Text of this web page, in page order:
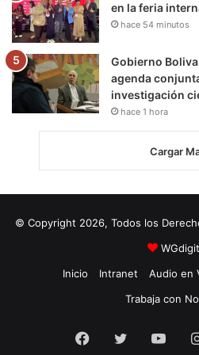
en la feria
hace 54 minutos
Gobierno
agenda
investigación
hace 1 hora
Cargar
© Copyright 2026, Todos los
Inicio
Intranet Audio en
Trabaja con
Facebook
Twitter